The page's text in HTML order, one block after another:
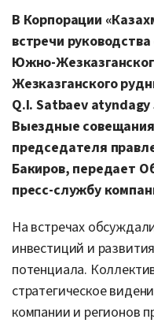
В Корпорации
встречи
Южно-
Жезказганского
Q.I. Satbaev
Выездные
председателя
Бакиров, передает
пресс-службу
На встречах
инвестиций и
потенциала.
стратегическое
компании и регионов